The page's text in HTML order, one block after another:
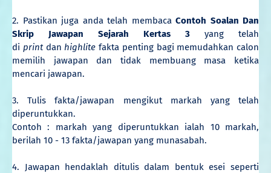
2. Pastikan juga anda telah membaca Contoh Soalan Dan
Skrip Jawapan Sejarah Kertas 3 yang telah
di printdan highlite fakta penting bagi memudahkan calon
memilih jawapan dan tidak membuang masa ketika
mencari jawapan.
3. Tulis fakta/jawapan mengikut markah yang telah
diperuntukkan.
Contoh : markah yang diperuntukkan ialah 10 markah,
berilah 10 - 13 fakta/jawapan yang munasabah.
4. Jawapan hendaklah ditulis dalam bentuk esei seperti